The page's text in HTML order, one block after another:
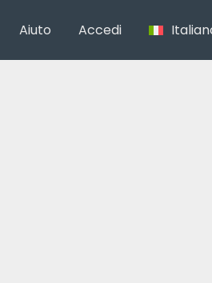
Aiuto Accedi